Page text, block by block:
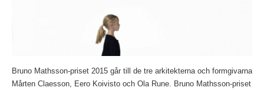
Bruno Mathsson-priset 2015 går till de tre arkitekterna och formgivarna
Mårten Claesson, Eero Koivisto och Ola Rune. Bruno Mathsson-priset